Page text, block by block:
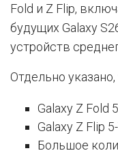
Fold и Z Flip,
будущих Galaxy
устройств
Отдельно
Galaxy Z Fold
Galaxy Z Flip
Большое